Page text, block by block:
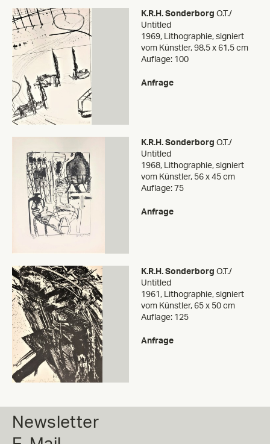
K.R.H. Sonderborg O.T./
Untitled
1969, Lithographie, signiert
vom Künstler, 98,5 x 61,5 cm
Auflage: 100
Anfrage
K.R.H. Sonderborg O.T./
Untitled
1968, Lithographie, signiert
vom Künstler, 56 x 45 cm
Auflage: 75
Anfrage
K.R.H. Sonderborg O.T./
Untitled
1961, Lithographie, signiert
vom Künstler, 65 x 50 cm
Auflage: 125
Anfrage
Newsletter